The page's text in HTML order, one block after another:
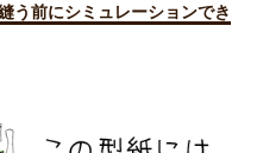
う前にシミュレーションでき